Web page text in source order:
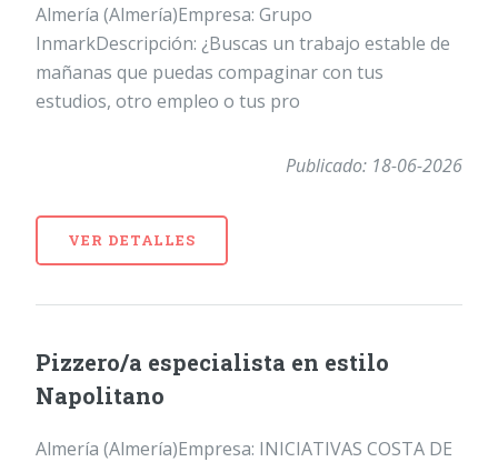
Almería (Almería)Empresa: Grupo
InmarkDescripción: ¿Buscas un trabajo estable de
mañanas que puedas compaginar con tus
estudios, otro empleo o tus pro
Publicado: 18-06-2026
VER DETALLES
Pizzero/a especialista en estilo
Napolitano
Almería (Almería)Empresa: INICIATIVAS COSTA DE